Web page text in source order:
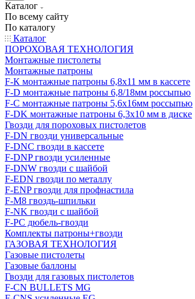
Каталог
По всему сайту
По каталогу
Каталог
ПОРОХОВАЯ ТЕХНОЛОГИЯ
Монтажные пистолеты
Монтажные патроны
F-К монтажные патроны 6,8х11 мм в кассете
F-D монтажные патроны 6,8/18мм россыпью
F-C монтажные патроны 5,6х16мм россыпью
F-DK монтажные патроны 6,3х10 мм в диске
Гвозди для пороховых пистолетов
F-DN гвозди универсальные
F-DNC гвозди в кассете
F-DNP гвозди усиленные
F-DNW гвозди с шайбой
F-EDN гвозди по металлу
F-ENP гвозди для профнастила
F-M8 гвоздь-шпильки
F-NK гвозди с шайбой
F-PC дюбель-гвозди
Комплекты патроны+гвозди
ГАЗОВАЯ ТЕХНОЛОГИЯ
Газовые пистолеты
Газовые баллоны
Гвозди для газовых пистолетов
F-CN BULLETS MG